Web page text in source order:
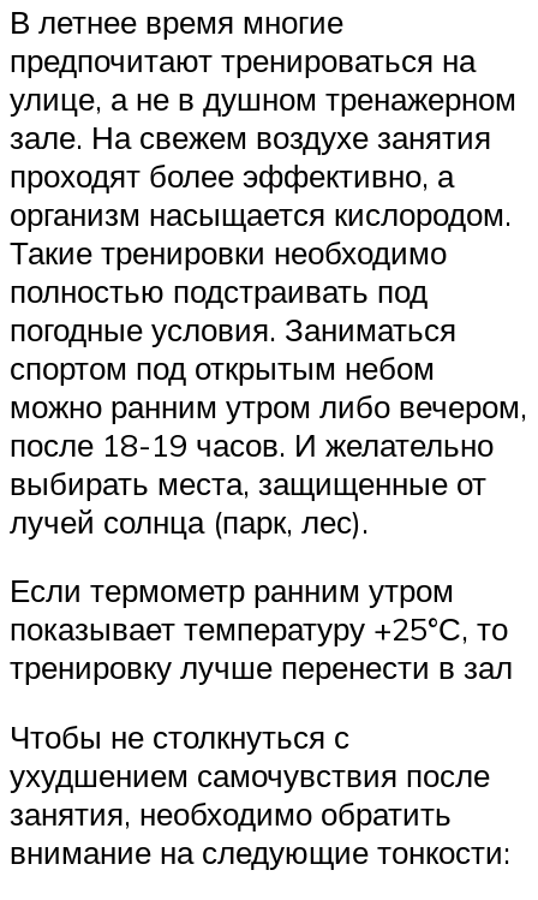
В летнее время многие
предпочитают тренироваться на
улице, а не в душном тренажерном
зале. На свежем воздухе занятия
проходят более эффективно, а
организм насыщается кислородом.
Такие тренировки необходимо
полностью подстраивать под
погодные условия. Заниматься
спортом под открытым небом
можно ранним утром либо вечером,
после 18-19 часов. И желательно
выбирать места, защищенные от
лучей солнца (парк, лес).
Если термометр ранним утром
показывает температуру +25°С, то
тренировку лучше перенести в зал
Чтобы не столкнуться с
ухудшением самочувствия после
занятия, необходимо обратить
внимание на следующие тонкости: